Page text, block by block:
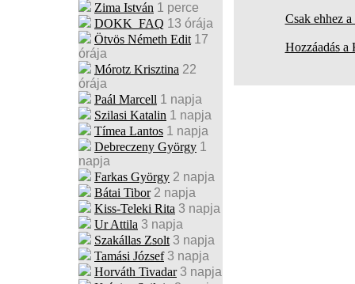
Zima István 1 perce
DOKK_FAQ 13 órája
Ötvös Németh Edit 17
órája
Mórotz Krisztina 22
órája
Paál Marcell 1 napja
Szilasi Katalin 1 napja
Tímea Lantos 1 napja
Debreczeny György 1
napja
Farkas György 2 napja
Bátai Tibor 2 napja
Kiss-Teleki Rita 3 napja
Ur Attila 3 napja
Szakállas Zsolt 3 napja
Tamási József 3 napja
Horváth Tivadar 3 napja
Csak ehhez
Hozzáadás